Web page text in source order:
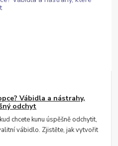
Vábidla a nástrahy,
odchyt
chcete kunu úspěšně odchytit,
vábidlo. Zjistěte, jak vytvořit